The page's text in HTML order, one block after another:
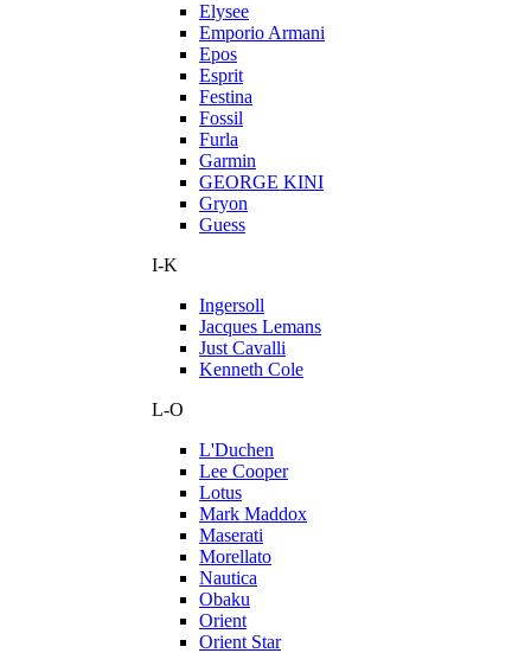
Elysee
Emporio Armani
Epos
Esprit
Festina
Fossil
Furla
Garmin
GEORGE KINI
Gryon
Guess
I-K
Ingersoll
Jacques Lemans
Just Cavalli
Kenneth Cole
L-O
L'Duchen
Lee Cooper
Lotus
Mark Maddox
Maserati
Morellato
Nautica
Obaku
Orient
Orient Star